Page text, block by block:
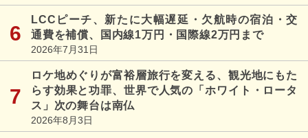
LCCピーチ、新たに大幅遅延・欠航時の宿泊・交
通費を補償、国内線1万円・国際線2万円まで
2026年7月31日
ロケ地めぐりが富裕層旅行を変える、観光地にもた
らす効果と功罪、世界で人気の「ホワイト・ロータ
ス」次の舞台は南仏
2026年8月3日